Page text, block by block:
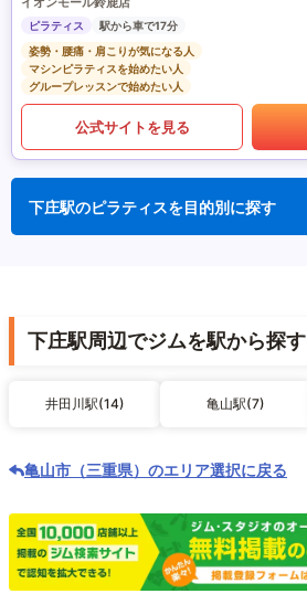
ピラティス
駅から車で17分
姿勢・腰痛・肩こりが気になる人
マシンピラティスを始めたい人
グループレッスンで始めたい人
公式サイトを見る
下庄駅のピラティスを目的別に探す
下庄駅周辺でジムを駅から探す
井田川駅(14) 亀山駅(7)
亀山市（三重県）のエリア選択に戻る